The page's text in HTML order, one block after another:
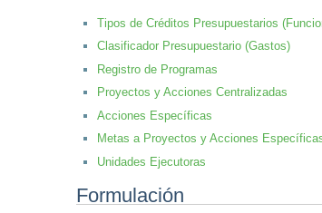
Tipos de Créditos Presupuestarios
Clasificador Presupuestario (Gastos)
Registro de Programas
Proyectos y Acciones Centralizadas
Acciones Específicas
Metas a Proyectos y Acciones
Unidades Ejecutoras
Formulación